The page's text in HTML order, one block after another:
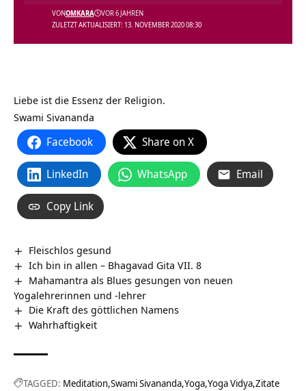
ZULETZT AKTUALISIERT: 13. NOVEMBER 2020 08:30
VONOMKARA VOR 6 JAHREN
Liebe ist die Essenz der Religion.
Swami Sivananda
Facebook Share on X
LinkedIn WhatsApp Email
Copy Link
Fleischlos gesund
Ich bin in allen – Bhagavad Gita VII. 8
Mahamantra als Blues gesungen von neuen
Yogalehrerinnen und -lehrer
Die Kraft des göttlichen Namens
Wahrhaftigkeit
TAGGED: Meditation Swami Sivananda Yoga Yoga Vidya Zitate